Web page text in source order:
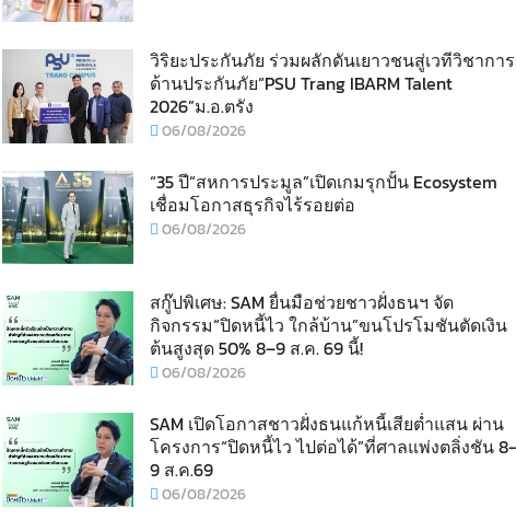
วิริยะประกันภัย ร่วมผลักดันเยาวชนสู่เวทีวิชาการ
ด้านประกันภัย“PSU Trang IBARM Talent
2026”ม.อ.ตรัง
06/08/2026
“35 ปี“สหการประมูล”เปิดเกมรุกปั้น Ecosystem
เชื่อมโอกาสธุรกิจไร้รอยต่อ
06/08/2026
สกู๊ปพิเศษ: SAM ยื่นมือช่วยชาวฝั่งธนฯ จัด
กิจกรรม“ปิดหนี้ไว ใกล้บ้าน”ขนโปรโมชันตัดเงิน
ต้นสูงสุด 50% 8–9 ส.ค. 69 นี้!
06/08/2026
SAM เปิดโอกาสชาวฝั่งธนแก้หนี้เสียต่ำแสน ผ่าน
โครงการ“ปิดหนี้ไว ไปต่อได้”ที่ศาลแพ่งตลิ่งชัน 8-
9 ส.ค.69
06/08/2026